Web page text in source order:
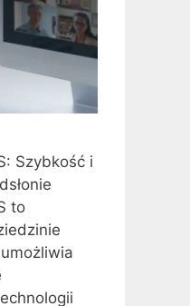
Szybkość i
to